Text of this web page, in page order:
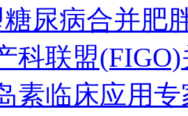
尿病合并肥
科联盟
素临床应用